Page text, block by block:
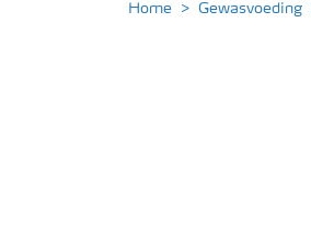
Home Gewasvoeding